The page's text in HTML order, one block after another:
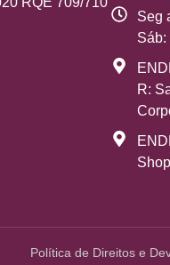
Seg
Sáb:
R:
Política de Direitos e